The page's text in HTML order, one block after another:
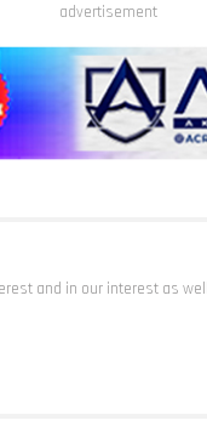
advertisement
and in our interest as